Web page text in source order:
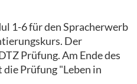
1-6 für den Spracherwerb
Der
Prüfung. Am Ende des
Prüfung "Leben in